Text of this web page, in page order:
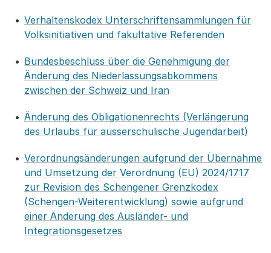
Verhaltenskodex Unterschriftensammlungen für
Volksinitiativen und fakultative Referenden
Bundesbeschluss über die Genehmigung der
Änderung des Niederlassungsabkommens
zwischen der Schweiz und Iran
Änderung des Obligationenrechts (Verlängerung
des Urlaubs für ausserschulische Jugendarbeit)
Verordnungsänderungen aufgrund der Übernahme
und Umsetzung der Verordnung (EU) 2024/1717
zur Revision des Schengener Grenzkodex
(Schengen-Weiterentwicklung) sowie aufgrund
einer Änderung des Ausländer- und
Integrationsgesetzes